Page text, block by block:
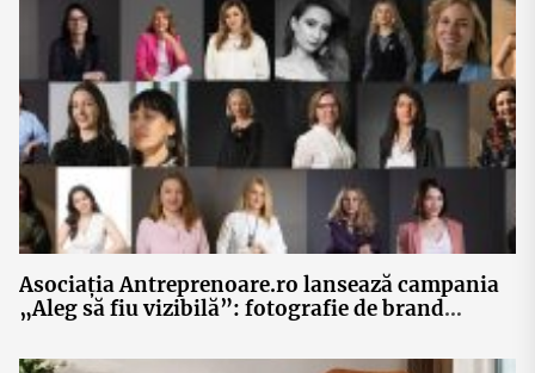
Asociația Antreprenoare.ro lansează campania
„Aleg să fiu vizibilă”: fotografie de brand
femeilor antreprenor din România